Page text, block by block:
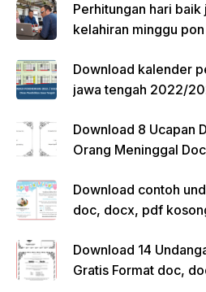
Perhitungan hari
kelahiran minggu pon
Download kalender
jawa tengah 2022/
Download 8 Ucapan
Orang Meninggal
Download contoh
doc, docx, pdf
Download 14
Gratis Format doc,